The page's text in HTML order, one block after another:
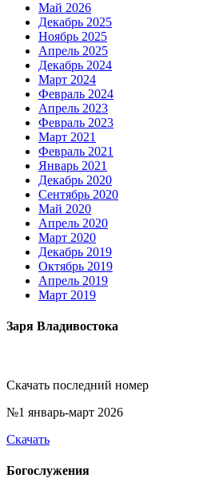
Май 2026
Декабрь 2025
Ноябрь 2025
Апрель 2025
Декабрь 2024
Март 2024
Февраль 2024
Апрель 2023
Февраль 2023
Март 2021
Февраль 2021
Январь 2021
Декабрь 2020
Сентябрь 2020
Май 2020
Апрель 2020
Март 2020
Декабрь 2019
Октябрь 2019
Апрель 2019
Март 2019
Заря Владивостока
Скачать последний номер
№1 январь-март 2026
Скачать
Богослужения